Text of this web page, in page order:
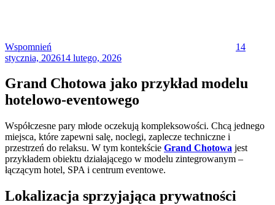
Wspomnień
14
stycznia, 202614 lutego, 2026
Grand Chotowa jako przykład modelu
hotelowo-eventowego
Współczesne pary młode oczekują kompleksowości. Chcą jednego
miejsca, które zapewni salę, noclegi, zaplecze techniczne i
przestrzeń do relaksu. W tym kontekście Grand Chotowa jest
przykładem obiektu działającego w modelu zintegrowanym –
łączącym hotel, SPA i centrum eventowe.
Lokalizacja sprzyjająca prywatności